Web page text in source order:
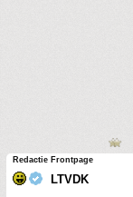
Redactie Frontpage
LTVDK